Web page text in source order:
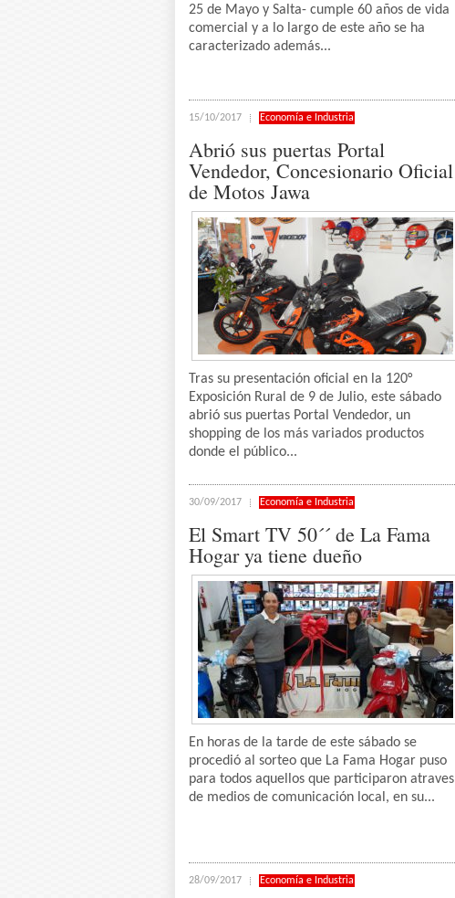
25 de Mayo y Salta- cumple 60 años de vida
comercial y a lo largo de este año se ha
caracterizado además...
15/10/2017 Economía e Industria
Abrió sus puertas Portal
Vendedor, Concesionario Oficial
de Motos Jawa
Tras su presentación oficial en la 120°
Exposición Rural de 9 de Julio, este sábado
abrió sus puertas Portal Vendedor, un
shopping de los más variados productos
donde el público...
30/09/2017 Economía e Industria
El Smart TV 50´´ de La Fama
Hogar ya tiene dueño
En horas de la tarde de este sábado se
procedió al sorteo que La Fama Hogar puso
para todos aquellos que participaron atraves
de medios de comunicación local, en su...
28/09/2017 Economía e Industria